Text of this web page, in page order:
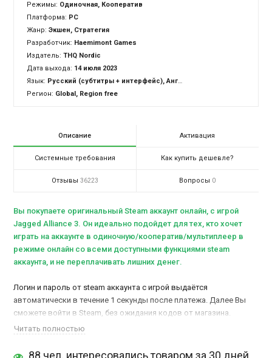
Режимы: Одиночная, Кооператив
Платформа: PC
Жанр:Экшен, Стратегия
Разработчик: Haemimont Games
Издатель:THQ Nordic
Дата выхода: 14 июля 2023
Язык: Русский (субтитры + интерфейс), Английский (озвучка + субтитры + интерфейс)
Регион: Global, Region free
Описание Активация
Системные требования Как купить дешевле?
Отзывы 36223 Вопросы 0
Вы покупаете оригинальный Steam аккаунт онлайн, c игрой
Jagged Alliance 3. Он идеально подойдет для тех, кто хочет
играть на аккаунте в одиночную/кооператив/мультиплеер в
режиме онлайн со всеми доступными функциями steam
аккаунта, и не переплачивать лишних денег.
Логин и пароль от steam аккаунта с игрой выдаётся
автоматически в течение 1 секунды после платежа. Далее Вы
сможете войти в Steam, без ожидания кодов от магазина.
Установите игру, после чего сможете играть в онлайн режиме.
зарегистрированные аккаунты, не взломанные, не чужие, без
Читать полностью
88 чел. интересовались товаром за 30 дней